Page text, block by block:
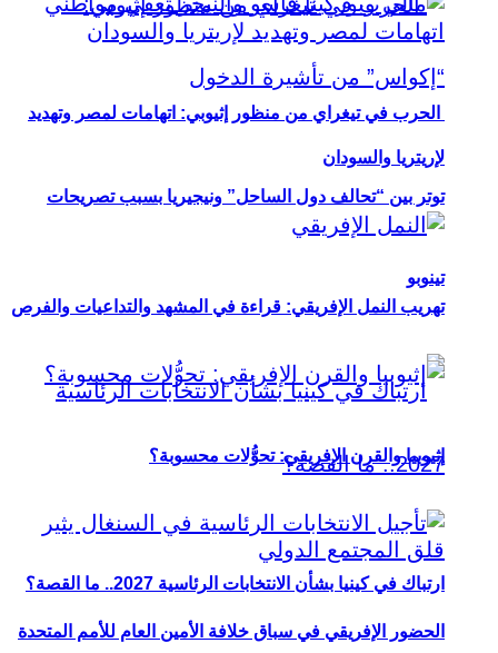
توتر بين “تحالف دول الساحل” ونيجيريا بسبب تصريحات
تينوبو
ارتباك في كينيا بشأن الانتخابات الرئاسية 2027.. ما القصة؟
الحرب في تيغراي من منظور إثيوبي: اتهامات لمصر وتهديد
لإريتريا والسودان
تهريب النمل الإفريقي: قراءة في المشهد والتداعيات والفرص
إثيوبيا والقرن الإفريقي: تحوُّلات محسوبة؟
الحضور الإفريقي في سباق خلافة الأمين العام للأمم المتحدة